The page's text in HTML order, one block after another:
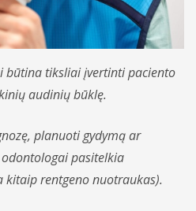
būtina tiksliai įvertinti paciento
audinių būklę.
planuoti gydymą ar
pasitelkia
rentgeno nuotraukas).